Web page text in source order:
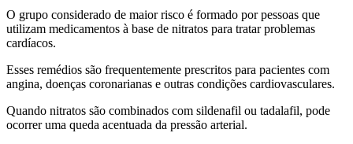
O grupo considerado de maior risco é formado por pessoas que
utilizam medicamentos à base de nitratos para tratar problemas
cardíacos.
Esses remédios são frequentemente prescritos para pacientes com
angina, doenças coronarianas e outras condições cardiovasculares.
Quando nitratos são combinados com sildenafil ou tadalafil, pode
ocorrer uma queda acentuada da pressão arterial.